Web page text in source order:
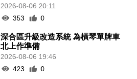
2026-08-06 20:11
353
0
深合區升級改造系統 為橫琴單牌車
北上作準備
2026-08-06 19:46
423
0